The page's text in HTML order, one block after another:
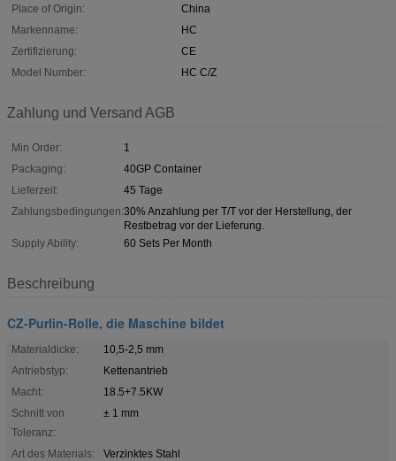
Place of Origin:
China
Markenname:
HC
Zertifizierung:
CE
Model Number:
HC C/Z
Zahlung und Versand AGB
Min Order:
1
Packaging:
40GP Container
Lieferzeit:
45 Tage
Zahlungsbedingungen:30% Anzahlung per T/T vor der Herstellung, der
Restbetrag vor der Lieferung.
Supply Ability:
60 Sets Per Month
Beschreibung
CZ-Purlin-Rolle, die Maschine bildet
Materialdicke:
10,5-2,5 mm
Antriebstyp:
Kettenantrieb
Macht:
18.5+7.5KW
Schnitt von
Toleranz:
± 1 mm
Art des Materials:
Verzinktes Stahl